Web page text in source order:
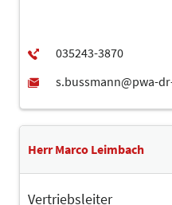
Herr Marco Leimbach
Vertriebsleiter